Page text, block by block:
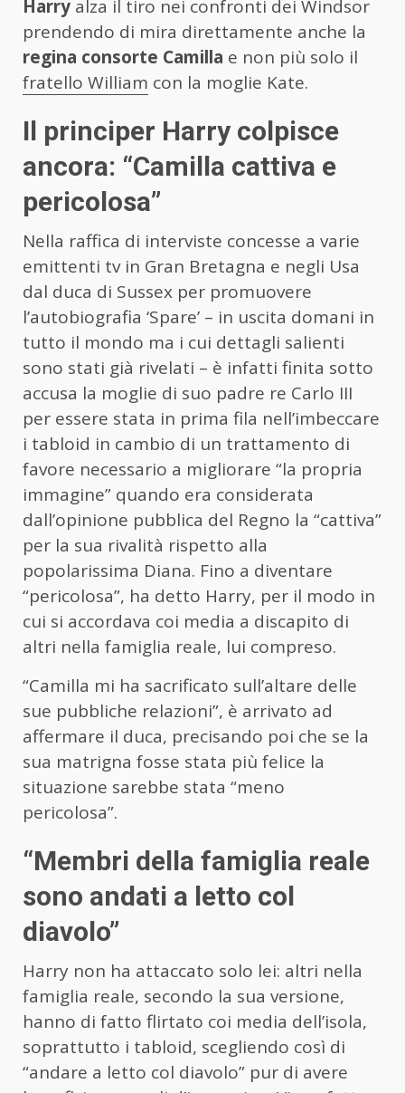
Harry alza il tiro nei confronti dei Windsor
prendendo di mira direttamente anche la
regina consorte Camilla e non più solo il
fratello William con la moglie Kate.
Il principer Harry colpisce
ancora: “Camilla cattiva e
pericolosa”
Nella raffica di interviste concesse a varie
emittenti tv in Gran Bretagna e negli Usa
dal duca di Sussex per promuovere
l’autobiografia ‘Spare’ – in uscita domani in
tutto il mondo ma i cui dettagli salienti
sono stati già rivelati – è infatti finita sotto
accusa la moglie di suo padre re Carlo III
per essere stata in prima fila nell’imbeccare
i tabloid in cambio di un trattamento di
favore necessario a migliorare “la propria
immagine” quando era considerata
dall’opinione pubblica del Regno la “cattiva”
per la sua rivalità rispetto alla
popolarissima Diana. Fino a diventare
“pericolosa”, ha detto Harry, per il modo in
cui si accordava coi media a discapito di
altri nella famiglia reale, lui compreso.
“Camilla mi ha sacrificato sull’altare delle
sue pubbliche relazioni”, è arrivato ad
affermare il duca, precisando poi che se la
sua matrigna fosse stata più felice la
situazione sarebbe stata “meno
pericolosa”.
“Membri della famiglia reale
sono andati a letto col
diavolo”
Harry non ha attaccato solo lei: altri nella
famiglia reale, secondo la sua versione,
hanno di fatto flirtato coi media dell’isola,
soprattutto i tabloid, scegliendo così di
“andare a letto col diavolo” pur di avere